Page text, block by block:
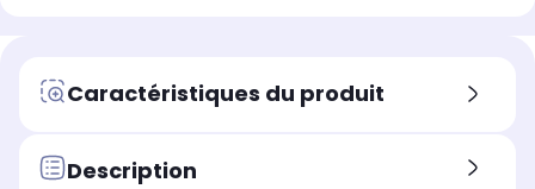
Caractéristiques du produit
Description